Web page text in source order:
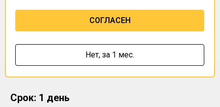
СОГЛАСЕН
Нет, за 1 мес.
Срок: 1 день